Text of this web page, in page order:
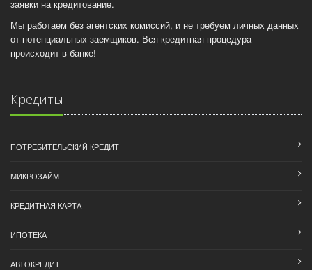
заявки на кредитование.
Мы работаем без агентских комиссий, и не требуем личных данных
от потенциальных заемщиков. Вся кредитная процедура
происходит в банке!
Кредиты
ПОТРЕБИТЕЛЬСКИЙ КРЕДИТ
МИКРОЗАЙМ
КРЕДИТНАЯ КАРТА
ИПОТЕКА
АВТОКРЕДИТ